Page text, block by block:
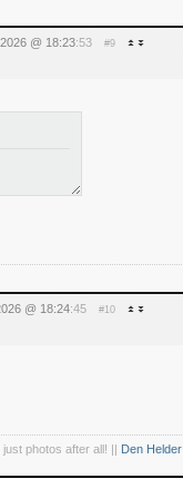
@ 18:23:53 #9
@ 18:24:45 #10
photos after all! || Den Helder